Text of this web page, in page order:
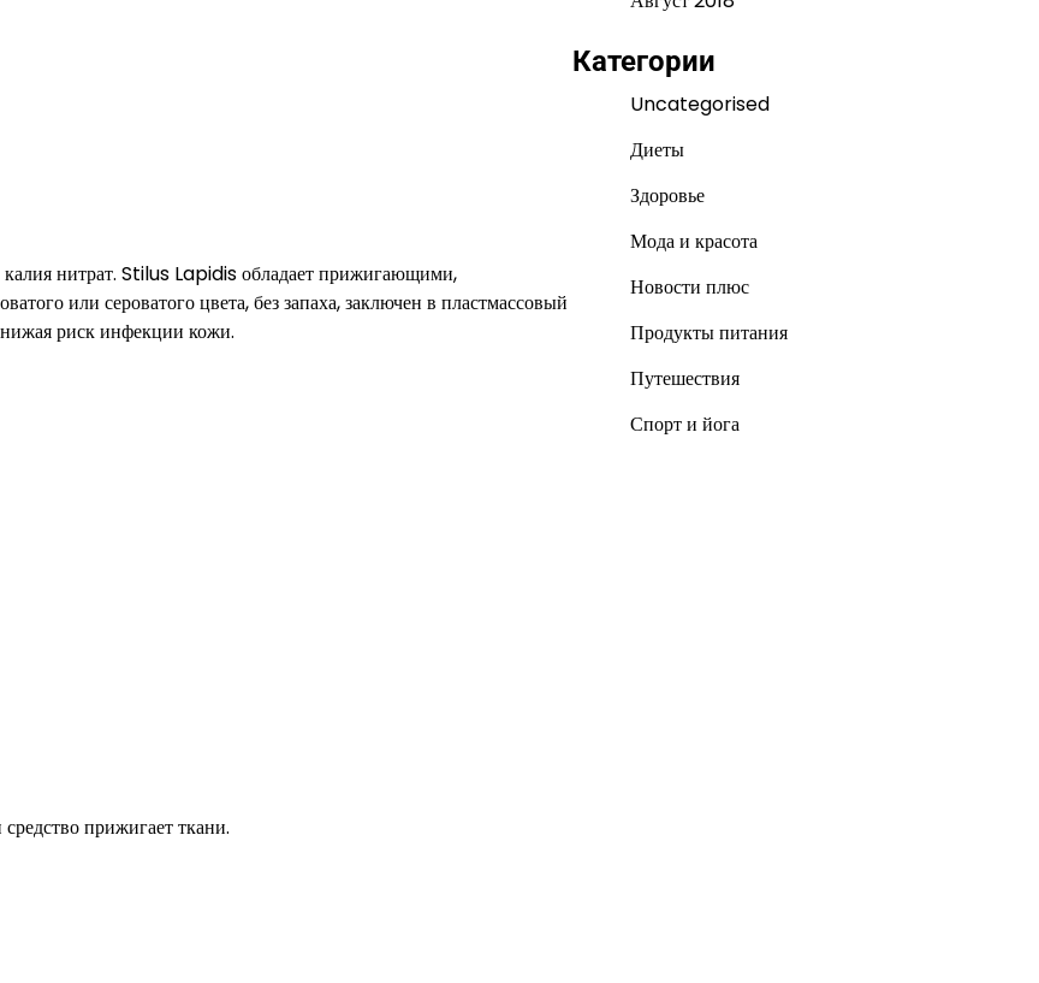
нитрат. Stilus Lapidis обладает прижигающими,
или сероватого цвета, без запаха, заключен в пластмассовый
риск инфекции кожи.
прижигает ткани.
Категории
Uncategorised
Диеты
Здоровье
Мода и красота
Новости плюс
Продукты питания
Путешествия
Спорт и йога